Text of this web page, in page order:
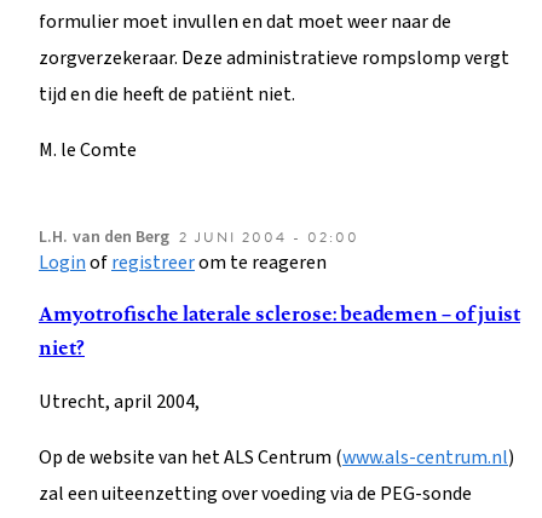
formulier moet invullen en dat moet weer naar de
zorgverzekeraar. Deze administratieve rompslomp vergt
tijd en die heeft de patiënt niet.
M. le Comte
L.H. van den Berg 2 JUNI 2004 - 02:00
Loginofregistreerom te reageren
Amyotrofische laterale sclerose: beademen – of juist
niet?
Utrecht, april 2004,
Op de website van het ALS Centrum (www.als-centrum.nl)
zal een uiteenzetting over voeding via de PEG-sonde